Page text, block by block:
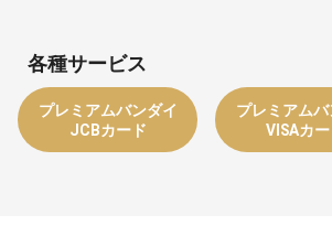
各種サービス
プレミアムバンダイ
JCBカード
プレミアムバ
VISAカ